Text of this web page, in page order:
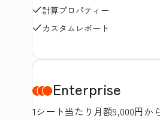
計算プロパティー
カスタムレポート
Enterprise
1シート当たり月額9,000円か